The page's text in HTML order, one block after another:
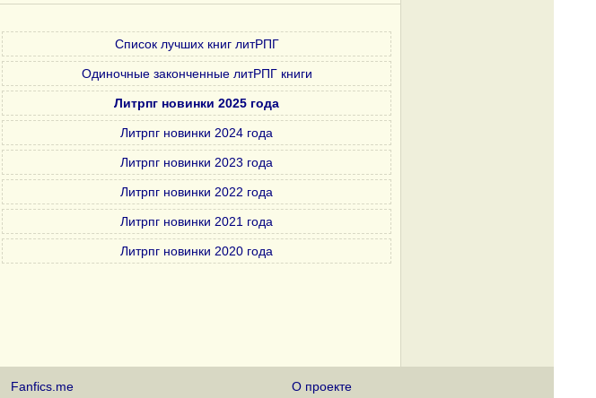
Список лучших книг литРПГ
Одиночные законченные литРПГ книги
Литрпг новинки 2025 года
Литрпг новинки 2024 года
Литрпг новинки 2023 года
Литрпг новинки 2022 года
Литрпг новинки 2021 года
Литрпг новинки 2020 года
Fanfics.me О проекте